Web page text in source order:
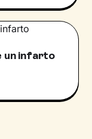
un infarto